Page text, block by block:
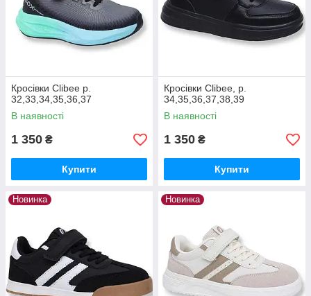
Кросівки Clibee р.
32,33,34,35,36,37
В наявності
1 350 ₴
Купити
Кросівки Clibee, р.
34,35,36,37,38,39
В наявності
1 350 ₴
Купити
Новинка Новинка